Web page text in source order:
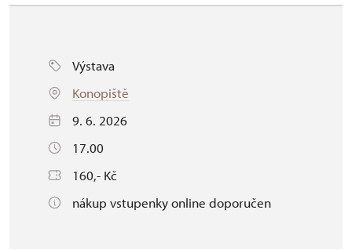
Výstava
Konopiště
9. 6. 2026
17.00
160,- Kč
nákup vstupenky online doporučen